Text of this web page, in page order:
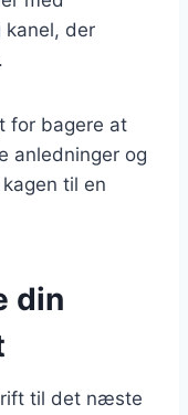
der
for bagere at
anledninger og
til en
din
til det næste